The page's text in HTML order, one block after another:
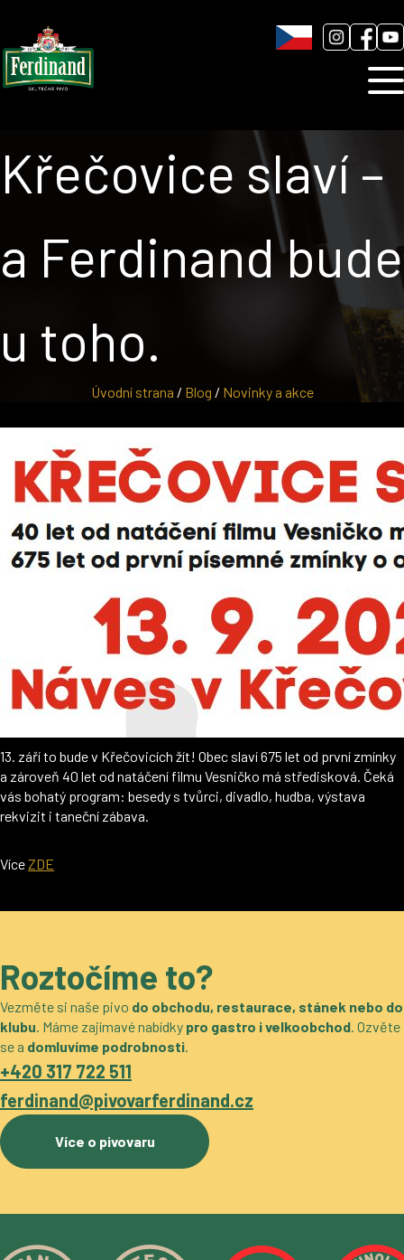
Blog
Úvodní strana / Blog / Novinky a akce
Křečovice slaví –
a Ferdinand bude
u toho.
13. září to bude v Křečovicích žít! Obec slaví 675 let od první zmínky
a zároveň 40 let od natáčení filmu Vesničko má středisková. Čeká
vás bohatý program: besedy s tvůrci, divadlo, hudba, výstava
rekvizit i taneční zábava.
VíceZDE
Roztočíme to?
Vezměte si naše pivo do obchodu, restaurace, stánek nebo do
klubu. Máme zajímavé nabídky pro gastro i velkoobchod. Ozvěte
se a domluvíme podrobnosti.
+420 317 722 511
ferdinand@pivovarferdinand.cz
Více o pivovaru